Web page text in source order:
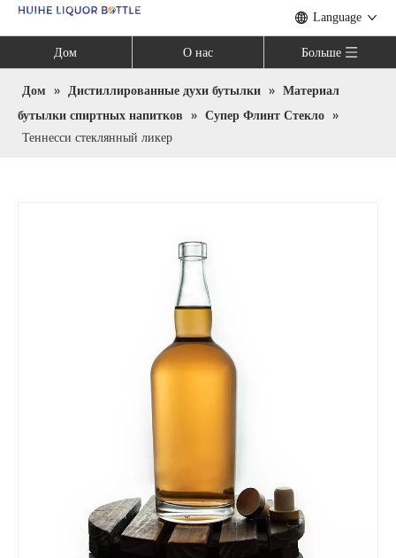
Language
Дом О нас Больше
Дом » Дистиллированные духи бутылки » Материал
бутылки спиртных напитков » Супер Флинт Стекло »
Теннесси стеклянный ликер